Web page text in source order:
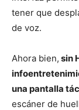
tener que
de voz.
Ahora bien, sin
una pantalla
escáner de